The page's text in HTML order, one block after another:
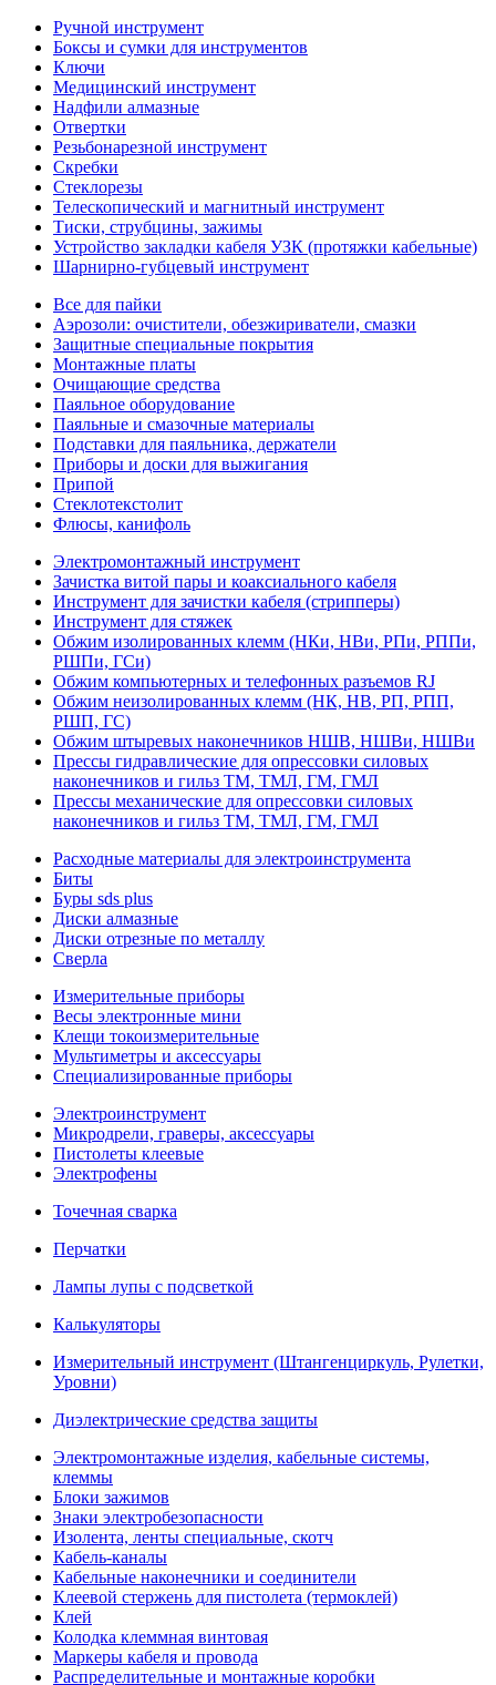
Ручной инструмент
Боксы и сумки для инструментов
Ключи
Медицинский инструмент
Надфили алмазные
Отвертки
Резьбонарезной инструмент
Скребки
Стеклорезы
Телескопический и магнитный инструмент
Тиски, струбцины, зажимы
Устройство закладки кабеля УЗК (протяжки кабельные)
Шарнирно-губцевый инструмент
Все для пайки
Аэрозоли: очистители, обезжириватели, смазки
Защитные специальные покрытия
Монтажные платы
Очищающие средства
Паяльное оборудование
Паяльные и смазочные материалы
Подставки для паяльника, держатели
Приборы и доски для выжигания
Припой
Стеклотекстолит
Флюсы, канифоль
Электромонтажный инструмент
Зачистка витой пары и коаксиального кабеля
Инструмент для зачистки кабеля (стрипперы)
Инструмент для стяжек
Обжим изолированных клемм (НКи, НВи, РПи, РППи,
РШПи, ГСи)
Обжим компьютерных и телефонных разъемов RJ
Обжим неизолированных клемм (НК, НВ, РП, РПП,
РШП, ГС)
Обжим штыревых наконечников НШВ, НШВи, НШВи
Прессы гидравлические для опрессовки силовых
наконечников и гильз ТМ, ТМЛ, ГМ, ГМЛ
Прессы механические для опрессовки силовых
наконечников и гильз ТМ, ТМЛ, ГМ, ГМЛ
Расходные материалы для электроинструмента
Биты
Буры sds plus
Диски алмазные
Диски отрезные по металлу
Сверла
Измерительные приборы
Весы электронные мини
Клещи токоизмерительные
Мультиметры и аксессуары
Специализированные приборы
Электроинструмент
Микродрели, граверы, аксессуары
Пистолеты клеевые
Электрофены
Точечная сварка
Перчатки
Лампы лупы с подсветкой
Калькуляторы
Измерительный инструмент (Штангенциркуль, Рулетки,
Уровни)
Диэлектрические средства защиты
Электромонтажные изделия, кабельные системы,
клеммы
Блоки зажимов
Знаки электробезопасности
Изолента, ленты специальные, скотч
Кабель-каналы
Кабельные наконечники и соединители
Клеевой стержень для пистолета (термоклей)
Клей
Колодка клеммная винтовая
Маркеры кабеля и провода
Распределительные и монтажные коробки